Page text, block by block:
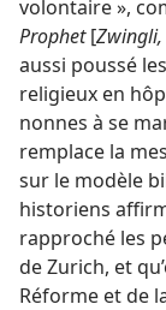
volontaire »,
Prophet[
aussi poussé
religieux en
nonnes à se
remplace la
sur le modèle
historiens
rapproché les
de Zurich, et
Réforme et de